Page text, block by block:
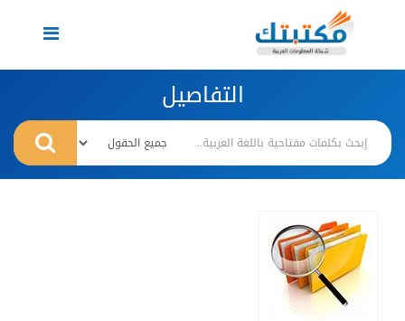
Toggle
navigation
التفاصيل